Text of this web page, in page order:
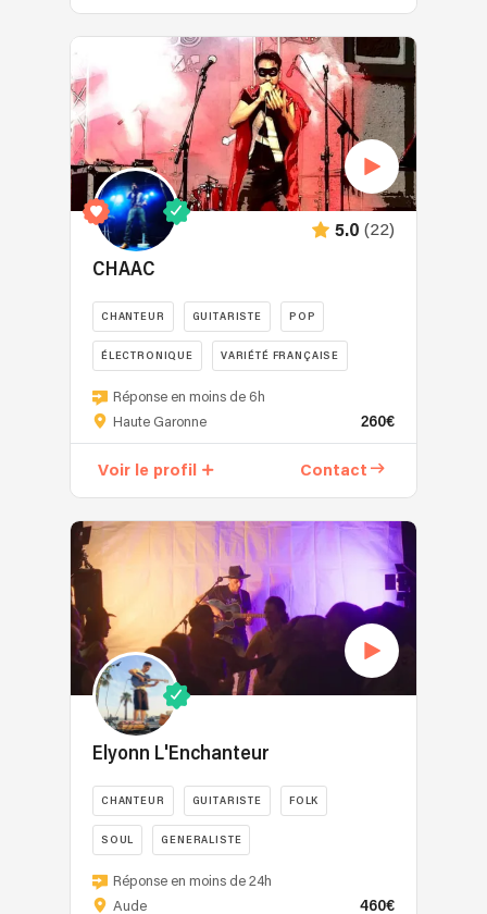
à
Toulouse
et
ses
environs
lors
de
concerts
publics
bars)
et
privés
concerts
à
anniversaires,
d’entreprise).
Un
univers
moderne
mêlant
la
musique
Pop,
Soul
et
Rock,
Med
Mourani
reprend
titres
d’artistes
5.0 (22)
CHAAC
CHANTEUR GUITARISTE POP
ÉLECTRONIQUE VARIÉTÉ FRANÇAISE
Offrez
à
invités
une
soirée
de
folie,
ambiance
garantie
!
Un
brin
de
Boom
…
Une
d’harmonica…
Réponse en moins de 6h
Haute Garonne
260€
Voir le profil Contact
Elyonn L'Enchanteur
CHANTEUR GUITARISTE FOLK
SOUL GENERALISTE
Dans
un
Réponse en moins de 24h
Aude
460€